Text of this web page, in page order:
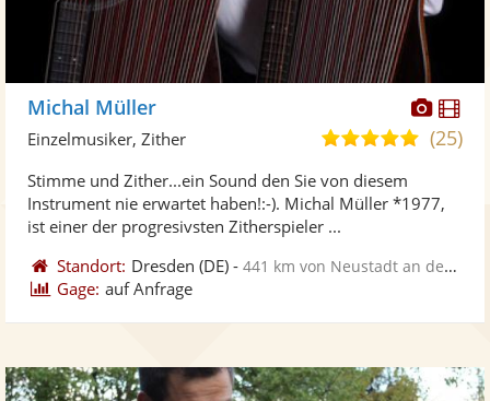
Michal Müller
4,9
Sternen
(25)
Einzelmusiker, Zither
Stimme und Zither...ein Sound den Sie von diesem
Instrument nie erwartet haben!:-). Michal Müller *1977,
ist einer der progresivsten Zitherspieler ...
Standort: Dresden (DE) -441 km von Neustadt an der Weinstraße
Gage: auf Anfrage